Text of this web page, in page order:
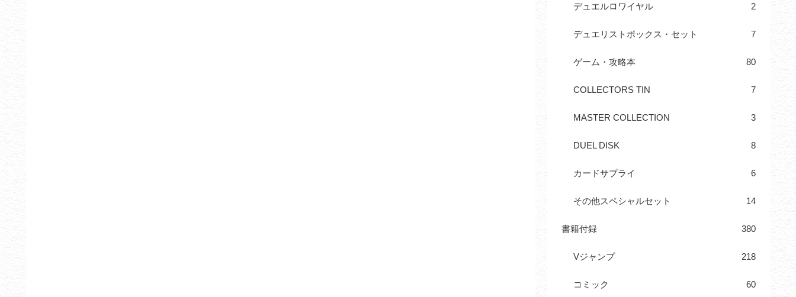
デュエルロワイヤル 2
デュエリストボックス・セット 7
ゲーム・攻略本 80
COLLECTORS TIN 7
MASTER COLLECTION 3
DUEL DISK 8
カードサプライ 6
その他スペシャルセット 14
書籍付録 380
Vジャンプ 218
コミック 60